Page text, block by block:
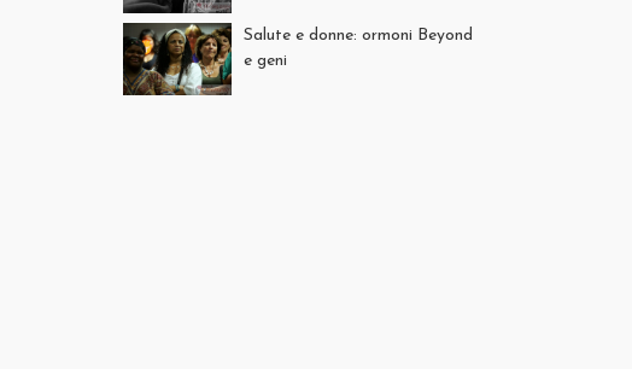
Salute e donne: ormoni Beyond
e geni